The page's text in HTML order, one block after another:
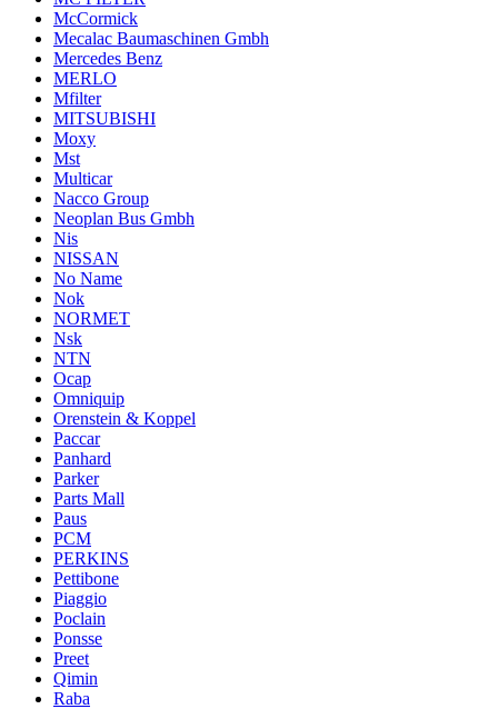
McCormick
Mecalac Baumaschinen Gmbh
Mercedes Benz
MERLO
Mfilter
MITSUBISHI
Moxy
Mst
Multicar
Nacco Group
Neoplan Bus Gmbh
Nis
NISSAN
No Name
Nok
NORMET
Nsk
NTN
Ocap
Omniquip
Orenstein & Koppel
Paccar
Panhard
Parker
Parts Mall
Paus
PCM
PERKINS
Pettibone
Piaggio
Poclain
Ponsse
Preet
Qimin
Raba